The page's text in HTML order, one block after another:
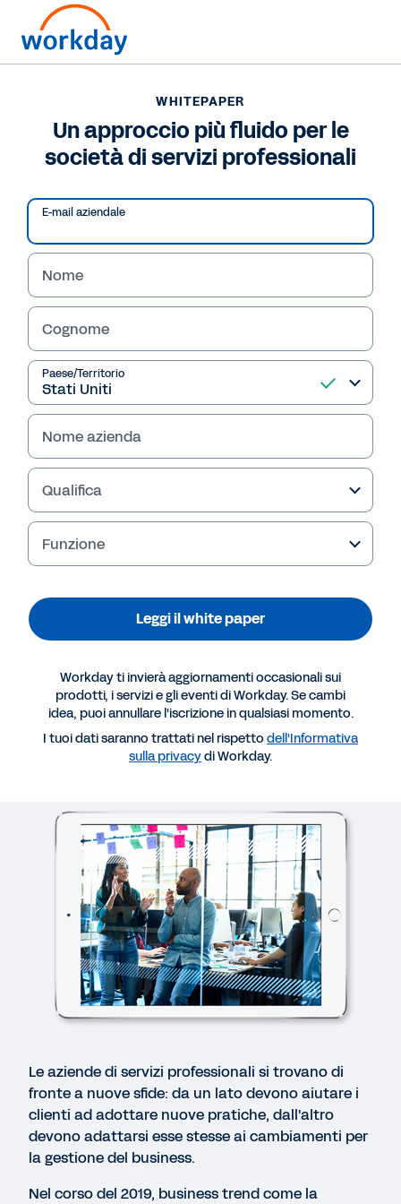
Un approccio più fluido
per le società di servizi
professionali
Leggi il white paper
WHITEPAPER
Un approccio più fluido per le società di servizi
DEMO RAPIDA
Workday per i servizi professionali (in inglese)
Come si posiziona la tua azienda di servizi
professionali rispetto alla concorrenza
Workday and Kainos
PAGINA WEB
Gestisci il business in modo redditizio e soddisfa
le esigenze dei clienti
WHITEPAPER
Un approccio più fluido per le
società di servizi professionali
E-mail aziendale
Nome
Cognome
Paese/Territorio
Nome azienda
Qualifica
Funzione
Leggi il white paper
Workday ti invierà aggiornamenti occasionali sui
prodotti, i servizi e gli eventi di Workday. Se cambi
idea, puoi annullare l'iscrizione in qualsiasi momento.
I tuoi dati saranno trattati nel rispetto dell'Informativa
sulla privacydi Workday.
Le aziende di servizi professionali si trovano di
fronte a nuove sfide: da un lato devono aiutare i
clienti ad adottare nuove pratiche, dall'altro
devono adattarsi esse stesse ai cambiamenti per
la gestione del business.
Nel corso del 2019, business trend come la